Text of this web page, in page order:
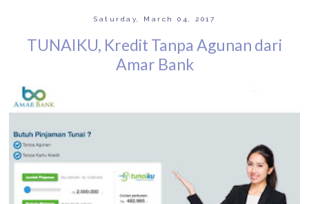
Saturday, March 04, 2017
TUNAIKU, Kredit Tanpa Agunan dari
Amar Bank